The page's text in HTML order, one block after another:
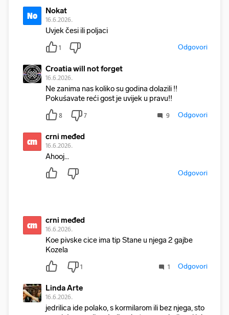
No Nokat
16.6.2026.
Uvjek česi ili poljaci
1 Odgovori
Croatia will not forget
16.6.2026.
Ne zanima nas koliko su godina dolazili !!
Pokuśavate reći gost je uvijek u pravu!!
8 7 9 Odgovori
cm crni međed
16.6.2026.
Ahooj...
Odgovori
cm crni međed
16.6.2026.
Koe pivske cice ima tip Stane u njega 2 gajbe
Kozela
1 1 Odgovori
Linda Arte
16.6.2026.
jedrilica ide polako, s kormilarom ili bez njega, sto